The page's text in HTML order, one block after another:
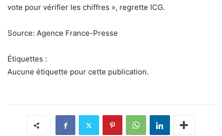
vote pour vérifier les chiffres », regrette ICG.
Source: Agence France-Presse
Étiquettes :
Aucune étiquette pour cette publication.